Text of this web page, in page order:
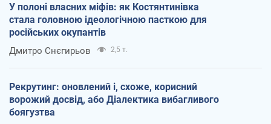
У полоні власних міфів: як Костянтинівка
стала головною ідеологічною пасткою для
російських окупантів
Дмитро Снєгирьов 2,5 т.
Рекрутинг: оновлений і, схоже, корисний
ворожий досвід, або Діалектика вибагливого
боягузтва